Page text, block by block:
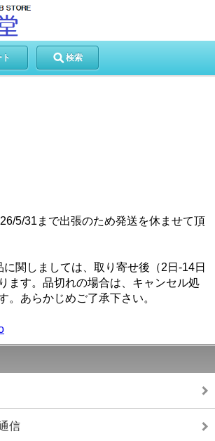
検索
5/31まで出張のため発送を休ませて頂
関しましては、取り寄せ後（2日-14日
ます。品切れの場合は、キャンセル処
。あらかじめご了承下さい。
信